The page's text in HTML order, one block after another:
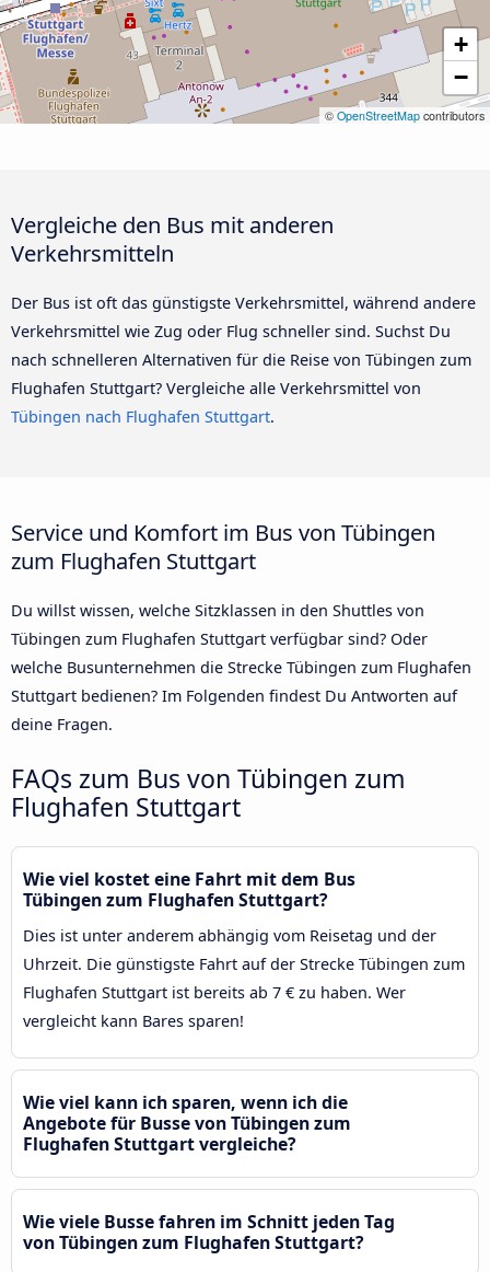
+
−
© OpenStreetMap contributors
Vergleiche den Bus mit anderen
Verkehrsmitteln
Der Bus ist oft das günstigste Verkehrsmittel, während andere
Verkehrsmittel wie Zug oder Flug schneller sind. Suchst Du
nach schnelleren Alternativen für die Reise von Tübingen zum
Flughafen Stuttgart? Vergleiche alle Verkehrsmittel von
Tübingen nach Flughafen Stuttgart.
Service und Komfort im Bus von Tübingen
zum Flughafen Stuttgart
Du willst wissen, welche Sitzklassen in den Shuttles von
Tübingen zum Flughafen Stuttgart verfügbar sind? Oder
welche Busunternehmen die Strecke Tübingen zum Flughafen
Stuttgart bedienen? Im Folgenden findest Du Antworten auf
deine Fragen.
FAQs zum Bus von Tübingen zum
Flughafen Stuttgart
Wie viel kostet eine Fahrt mit dem Bus
Tübingen zum Flughafen Stuttgart?
Dies ist unter anderem abhängig vom Reisetag und der
Uhrzeit. Die günstigste Fahrt auf der Strecke Tübingen zum
Flughafen Stuttgart ist bereits ab 7 € zu haben. Wer
vergleicht kann Bares sparen!
Wie viel kann ich sparen, wenn ich die
Angebote für Busse von Tübingen zum
Flughafen Stuttgart vergleiche?
Wie viele Busse fahren im Schnitt jeden Tag
von Tübingen zum Flughafen Stuttgart?